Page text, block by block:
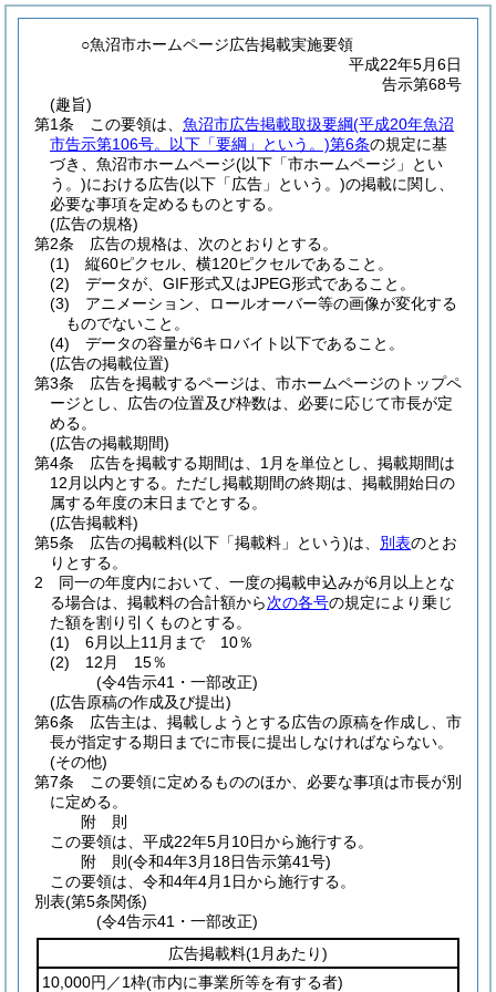
○魚沼市ホームページ広告掲載実施要領
平成22年5月6日
告示第68号
(趣旨)
第1条
この要領は、 魚沼市広告掲載取扱要綱(平成20年魚沼
市告示第106号。以下「要綱」という。)第6条の規定に基
づき、魚沼市ホームページ(以下「市ホームページ」とい
う。)における広告(以下「広告」という。)の掲載に関し、
必要な事項を定めるものとする。
(広告の規格)
第2条
広告の規格は、次のとおりとする。
(1)
縦60ピクセル、横120ピクセルであること。
(2)
データが、GIF形式又はJPEG形式であること。
(3)
アニメーション、ロールオーバー等の画像が変化する
ものでないこと。
(4)
データの容量が6キロバイト以下であること。
(広告の掲載位置)
第3条
広告を掲載するページは、市ホームページのトップペ
ージとし、広告の位置及び枠数は、必要に応じて市長が定
める。
(広告の掲載期間)
第4条
広告を掲載する期間は、1月を単位とし、掲載期間は
12月以内とする。 ただし掲載期間の終期は、掲載開始日の
属する年度の末日までとする。
(広告掲載料)
第5条
広告の掲載料(以下「掲載料」という)は、 別表のとお
りとする。
2
同一の年度内において、一度の掲載申込みが6月以上とな
る場合は、掲載料の合計額から次の各号の規定により乗じ
た額を割り引くものとする。
(1)
6月以上11月まで 10％
(2)
12月 15％
(令4告示41・一部改正)
(広告原稿の作成及び提出)
第6条
広告主は、掲載しようとする広告の原稿を作成し、市
長が指定する期日までに市長に提出しなければならない。
(その他)
第7条
この要領に定めるもののほか、必要な事項は市長が別
に定める。
附 則
この要領は、平成22年5月10日から施行する。
附 則(令和4年3月18日告示第41号)
この要領は、令和4年4月1日から施行する。
別表(第5条関係)
(令4告示41・一部改正)
広告掲載料(1月あたり)
10,000円／1枠(市内に事業所等を有する者)